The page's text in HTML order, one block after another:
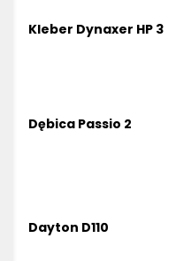
Kleber Dynaxer HP 3
Dębica Passio 2
Dayton D110